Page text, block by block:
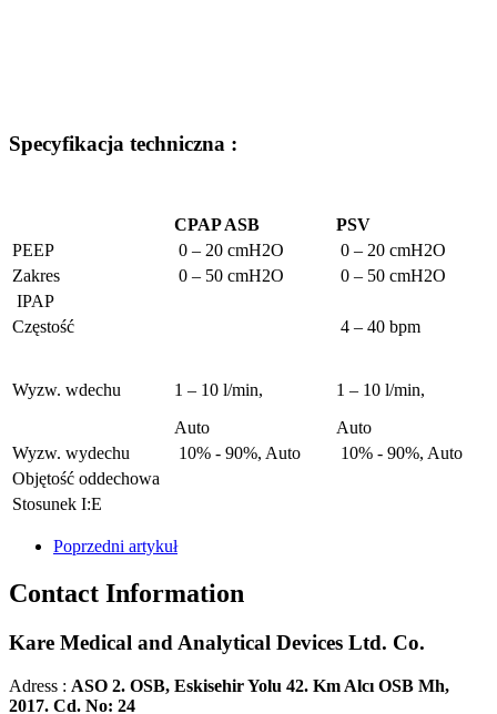
Specyfikacja techniczna :
CPAP ASB
PSV
PEEP
0 – 20 cmH2O
0 – 20 cmH2O
Zakres
0 – 50 cmH2O
0 – 50 cmH2O
IPAP
Częstość
4 – 40 bpm
Wyzw. wdechu
1 – 10 l/min,
Auto
1 – 10 l/min,
Auto
Wyzw. wydechu
10% - 90%, Auto
10% - 90%, Auto
Objętość oddechowa
Stosunek I:E
Poprzedni artykuł
Contact Information
Kare Medical and Analytical Devices Ltd. Co.
Adress : ASO 2. OSB, Eskisehir Yolu 42. Km Alcı OSB Mh,
2017. Cd. No: 24